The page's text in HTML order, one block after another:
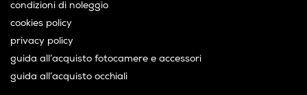
condizioni di noleggio
cookies policy
privacy policy
guida all’acquisto fotocamere e accessori
guida all’acquisto occhiali